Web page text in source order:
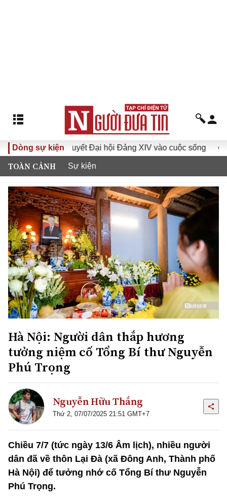
Dòng sự kiện
quyết Đại hội Đảng XIV vào cuộc sống Hướng tới Đại
TOÀN CẢNH Sự kiện
Hà Nội: Người dân thắp hương
tưởng niệm cố Tổng Bí thư Nguyễn
Phú Trọng
Nguyễn Hữu Thắng
Thứ 2, 07/07/2025 21:51 GMT+7
Chiều 7/7 (tức ngày 13/6 Âm lịch), nhiều người
dân đã về thôn Lại Đà (xã Đông Anh, Thành phố
Hà Nội) để tưởng nhớ cố Tổng Bí thư Nguyễn
Phú Trọng.